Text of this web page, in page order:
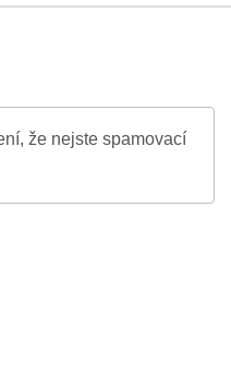
že nejste spamovací